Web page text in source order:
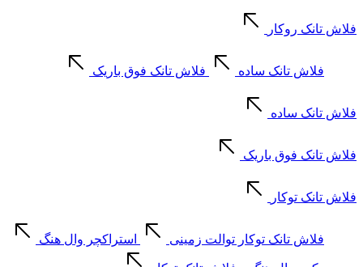
فلاش تانک روکار
فلاش تانک ساده فلاش تانک فوق باریک
فلاش تانک ساده
فلاش تانک فوق باریک
فلاش تانک توکار
فلاش تانک توکار توالت زمینی استراکچر وال هنگ